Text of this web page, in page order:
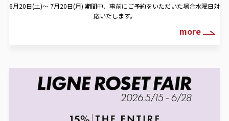
6月20日(土)～ 7月20日(月) 期間中、事前にご予約をいただいた場合水曜日対
応いたします。
more